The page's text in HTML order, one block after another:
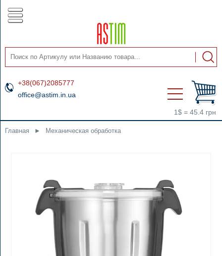
+38(067)2085777
office@astim.in.ua
1$ = 45.4 грн
Главная ► Механическая обработка